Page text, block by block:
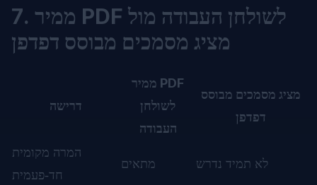
7. ממיר PDF לשולחן העבודה מול
מציג מסמכים מבוסס דפדפן
דרישה
ממיר PDF
לשולחן
העבודה
מציג מסמכים מבוסס
דפדפן
המרה מקומית
חד‑פעמית
מתאים לא תמיד נדרש